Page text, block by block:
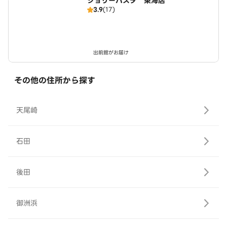
3.9(17)
出前館がお届け
その他の住所から探す
天尾崎
石田
後田
御洲浜